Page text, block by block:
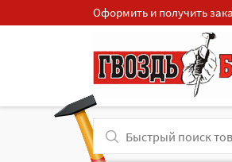
Оформить и получить